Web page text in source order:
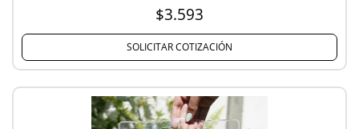
$3.593
SOLICITAR COTIZACIÓN